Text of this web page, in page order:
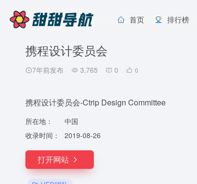
首页 排行榜
携程设计委员会
7年前发布 3,765 0 0
携程设计委员会-Ctrip Design Committee
所在地：
中国
收录时间：
2019-08-26
打开网站